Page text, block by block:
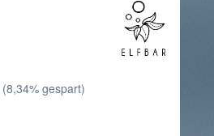
(8,34% gespart)